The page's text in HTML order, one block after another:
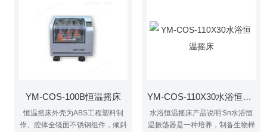
YM-COS-100B恒温摇床
恒温摇床外壳为ABS工程塑料制
作、腔体全镜面不锈钢组件，倾斜
YM-COS-110X30水浴恒温摇床
水浴恒温摇床产品说明:$n水浴恒
温振荡器是一种培养，制备生物样